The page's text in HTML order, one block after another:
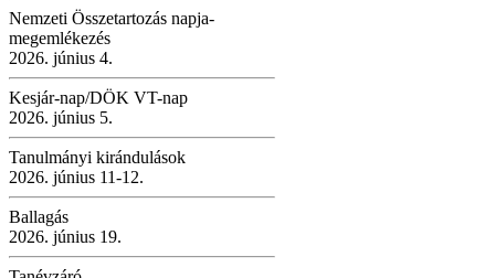
Nemzeti Összetartozás napja-
megemlékezés
2026. június 4.
Kesjár-nap/DÖK VT-nap
2026. június 5.
Tanulmányi kirándulások
2026. június 11-12.
Ballagás
2026. június 19.